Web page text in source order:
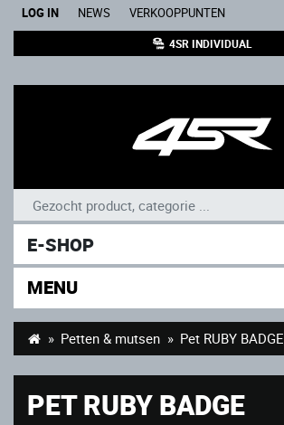
LOG IN NEWS VERKOOPPUNTEN
4SR INDIVIDUAL
E-SHOP
MENU
Petten & mutsen Pet RUBY BADGE
PET RUBY BADGE